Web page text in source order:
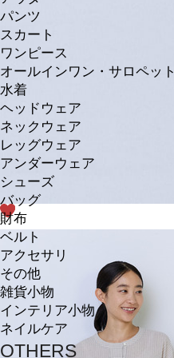
パンツ
スカート
ワンピース
オールインワン・サロペット
水着
ヘッドウェア
ネックウェア
レッグウェア
アンダーウェア
シューズ
バッグ
財布
ベルト
アクセサリ
その他
雑貨小物
インテリア小物
ネイルケア
OTHERS